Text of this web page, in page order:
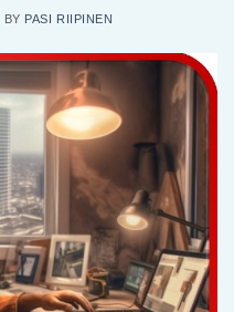
BY PASI RIIPINEN